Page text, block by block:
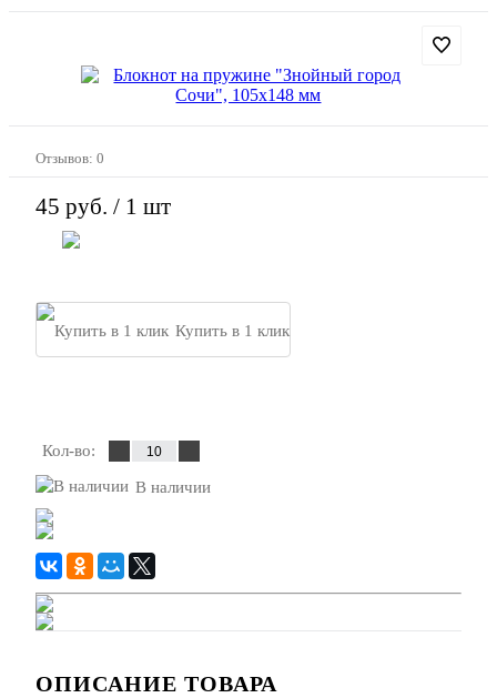
Отзывов: 0
45 руб. / 1 шт
Купить в 1 клик
Кол-во:
В наличии
ОПИСАНИЕ ТОВАРА